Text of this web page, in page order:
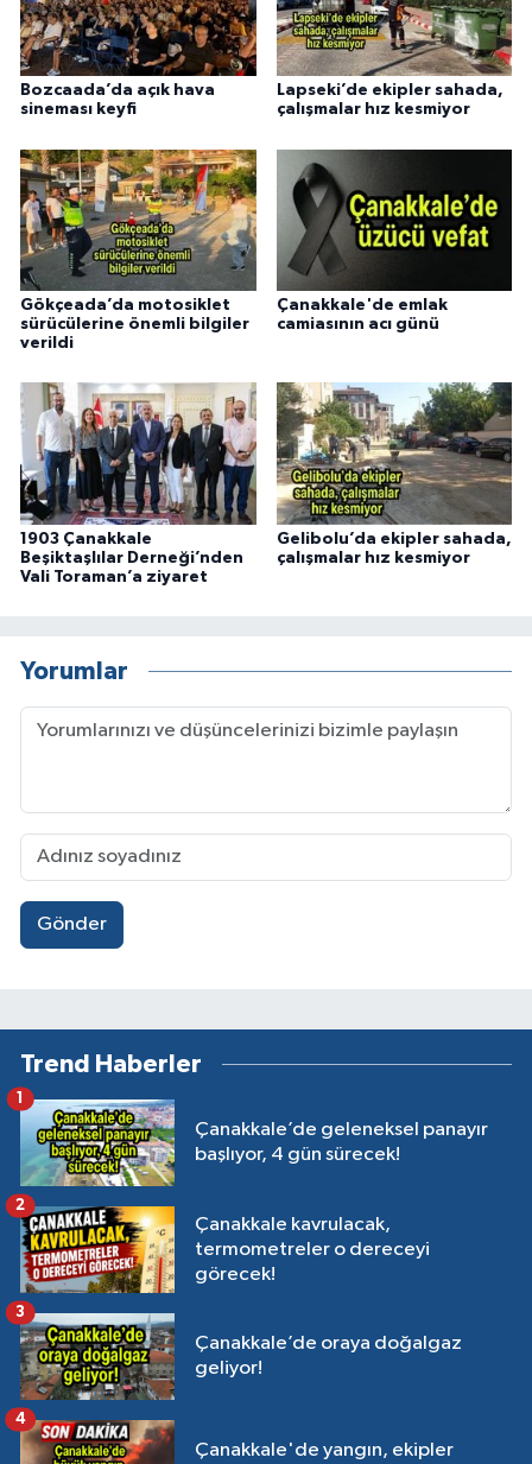
Bozcaada’da açık hava
sineması keyfi
Lapseki’de ekipler sahada,
çalışmalar hız kesmiyor
Gökçeada’da motosiklet
sürücülerine önemli bilgiler
verildi
Çanakkale'de emlak
camiasının acı günü
1903 Çanakkale
Beşiktaşlılar Derneği’nden
Vali Toraman’a ziyaret
Gelibolu’da ekipler sahada,
çalışmalar hız kesmiyor
Yorumlar
Gönder
Trend Haberler
Çanakkale’de geleneksel panayır
başlıyor, 4 gün sürecek!
1
Çanakkale kavrulacak,
termometreler o dereceyi
görecek!
2
Çanakkale’de oraya doğalgaz
geliyor!
3
Çanakkale'de yangın, ekipler
4